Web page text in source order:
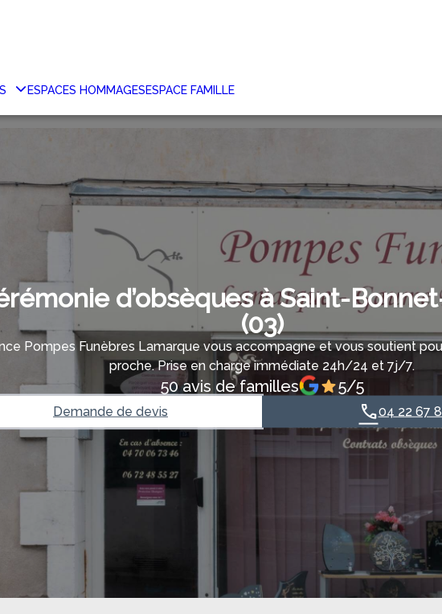
ESPACES HOMMAGESESPACE FAMILLE
d’obsèques à Saint-
(03)
Pompes Funèbres Lamarque vous accompagne et vous soutient
proche. Prise en charge immédiate 24h/24 et 7j/7.
50 avis de familles 5/5
Demande de devis 04 22 67